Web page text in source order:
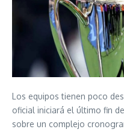
Los equipos tienen poco
oficial iniciará el último fin
sobre un complejo